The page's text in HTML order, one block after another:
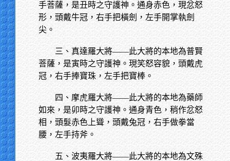
手菩薩，是丑時之守護神。通身赤色，現忿怒
形，頭戴牛冠，右手把橫劍，左手開掌執劍
尖。
三、真達羅大將——此大將的本地為普賢
菩薩，是寅時之守護神。現笑怒容貌，頭戴虎
冠，右手捧寶珠，左手把寶棒。
四、摩虎羅大將——此大將的本地為藥師
如來，是卯時之守護神。通身青色，稍作忿怒
相，頭髮赤色上聳，頭戴兔冠，右手做拳當
腰，左手持斧。
五、波夷羅大將——此大將的本地為文殊